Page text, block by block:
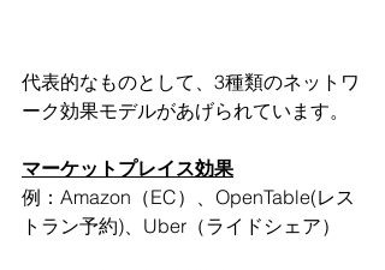
代表的なものとして、3種類のネットワ
ーク効果モデルがあげられています。
マーケットプレイス効果
例：Amazon（EC）、OpenTable(レス
トラン予約)、Uber（ライドシェア）